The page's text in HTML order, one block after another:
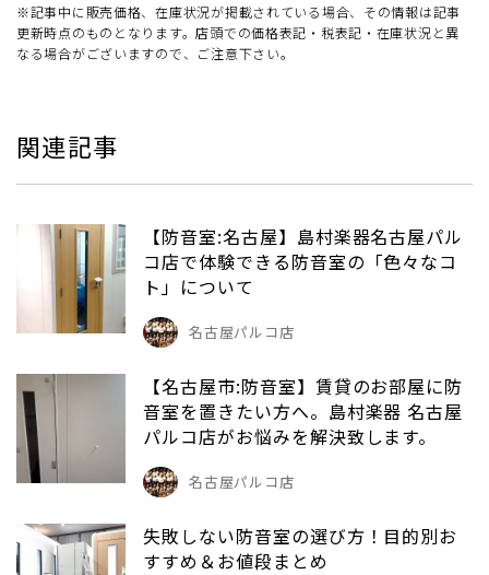
※記事中に販売価格、在庫状況が掲載されている場合、その情報は記事
更新時点のものとなります。店頭での価格表記・税表記・在庫状況と異
なる場合がございますので、ご注意下さい。
関連記事
【防音室:名古屋】島村楽器名古屋パル
コ店で体験できる防音室の「色々なコ
ト」について
名古屋パルコ店
【名古屋市:防音室】賃貸のお部屋に防
音室を置きたい方へ。島村楽器 名古屋
パルコ店がお悩みを解決致します。
名古屋パルコ店
失敗しない防音室の選び方！目的別お
すすめ＆お値段まとめ